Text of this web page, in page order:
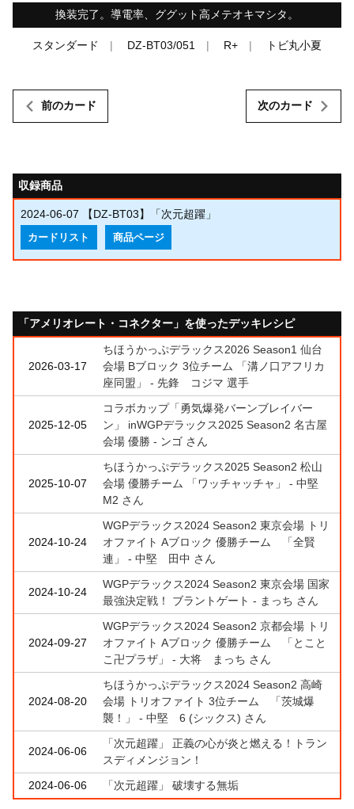
換装完了。導電率、ググット高メテオキマシタ。
スタンダード DZ-BT03/051 R+ トビ丸小夏
前のカード 次のカード
収録商品
2024-06-07 【DZ-BT03】「次元超躍」
カードリスト 商品ページ
「アメリオレート・コネクター」を使ったデッキレシピ
2026-03-17
ちほうかっぷデラックス2026 Season1 仙台
会場 Bブロック 3位チーム 「溝ノ口アフリカ
座同盟」 - 先鋒 コジマ 選手
2025-12-05
コラボカップ「勇気爆発バーンブレイバー
ン」 inWGPデラックス2025 Season2 名古屋
会場 優勝 - ンゴ さん
2025-10-07
ちほうかっぷデラックス2025 Season2 松山
会場 優勝チーム 「ワッチャッチャ」 - 中堅
M2 さん
2024-10-24
WGPデラックス2024 Season2 東京会場 トリ
オファイト Aブロック 優勝チーム 「全賢
連」 - 中堅 田中 さん
2024-10-24
WGPデラックス2024 Season2 東京会場 国家
最強決定戦！ ブラントゲート - まっち さん
2024-09-27
WGPデラックス2024 Season2 京都会場 トリ
オファイト Aブロック 優勝チーム 「とこと
こ卍プラザ」 - 大将 まっち さん
2024-08-20
ちほうかっぷデラックス2024 Season2 高崎
会場 トリオファイト 3位チーム 「茨城爆
襲！」 - 中堅 6 (シックス) さん
2024-06-06
「次元超躍」 正義の心が炎と燃える！トラン
スディメンジョン！
2024-06-06
「次元超躍」 破壊する無垢